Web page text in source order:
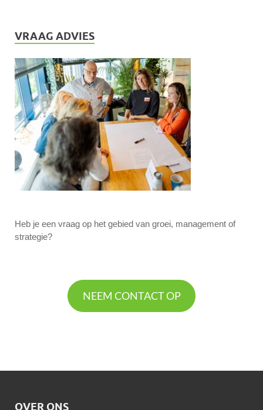
VRAAG ADVIES
Heb je een vraag op het gebied van groei, management of
strategie?
NEEM CONTACT OP
OVER ONS